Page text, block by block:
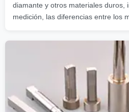
diamante y otros materiales duros,
medición, las diferencias entre los